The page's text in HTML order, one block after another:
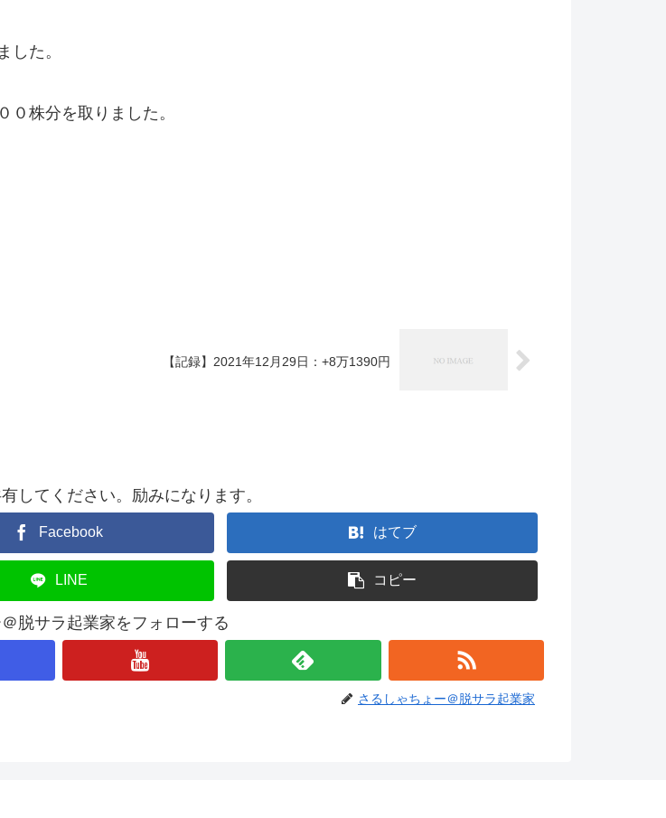
した。
０株分を取りました。
【記録】2021年12月29日：+8万1390円
してください。励みになります。
Facebook はてブ
LINE コピー
脱サラ起業家をフォローする
さるしゃちょー＠脱サラ起業家